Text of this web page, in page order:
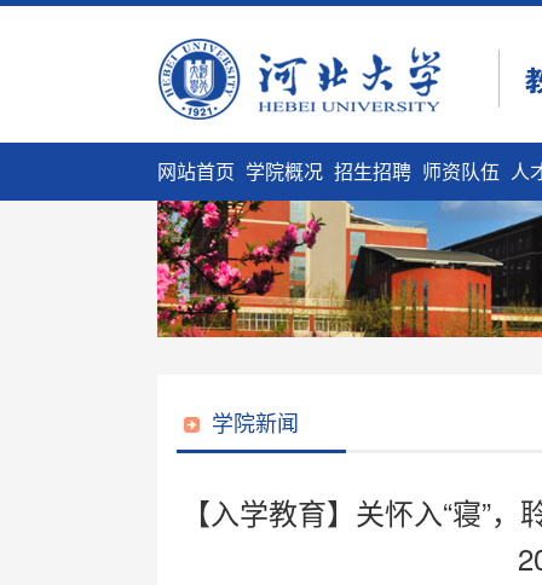
网站首页 学院概况 招生招聘 师资队伍 人
学院新闻
【入学教育】关怀入“寝”